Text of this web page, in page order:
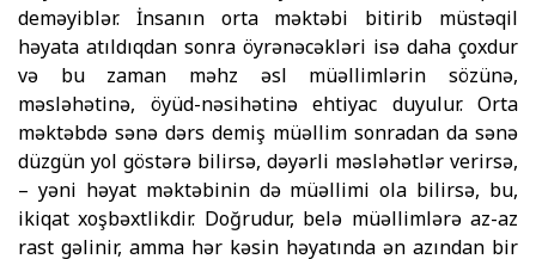
deməyiblər. İnsanın orta məktə­bi biti­rib müstəqil
həyata atıl­dıq­dan sonra öyrənəcəkləri isə daha çoxdur
və bu zaman məhz əsl müəllim­lərin sözünə,
məsləhətinə, öyüd-nəsihətinə ehtiyac duyulur. Orta
məktəbdə sənə dərs demiş müəllim sonradan da sənə
düzgün yol göstərə bilirsə, dəyərli məsləhətlər verirsə,
– yəni həyat məktəbinin də müəllimi ola bilirsə, bu,
ikiqat xoşbəxtlikdir. Doğrudur, belə müəllimlərə az-az
rast gəlinir, amma hər kəsin həyatında ən azından bir